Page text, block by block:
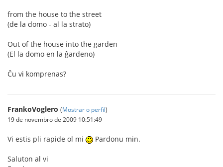
from the house to the street
(de la domo - al la strato)
Out of the house into the garden
(El la domo en la ĝardeno)
Ĉu vi komprenas?
FrankoVoglero (Mostrar o perfil)
19 de novembro de 2009 10:51:49
Vi estis pli rapide ol mi Pardonu min.
Saluton al vi